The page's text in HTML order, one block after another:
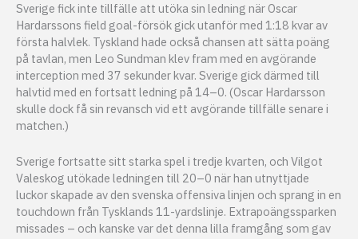
Sverige fick inte tillfälle att utöka sin ledning när Oscar
Hardarssons field goal-försök gick utanför med 1:18 kvar av
första halvlek. Tyskland hade också chansen att sätta poäng
på tavlan, men Leo Sundman klev fram med en avgörande
interception med 37 sekunder kvar. Sverige gick därmed till
halvtid med en fortsatt ledning på 14–0. (Oscar Hardarsson
skulle dock få sin revansch vid ett avgörande tillfälle senare i
matchen.)
Sverige fortsatte sitt starka spel i tredje kvarten, och Vilgot
Valeskog utökade ledningen till 20–0 när han utnyttjade
luckor skapade av den svenska offensiva linjen och sprang in en
touchdown från Tysklands 11-yardslinje. Extrapoängssparken
missades – och kanske var det denna lilla framgång som gav